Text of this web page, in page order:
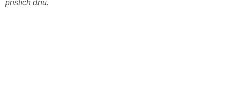
příštích dnů.